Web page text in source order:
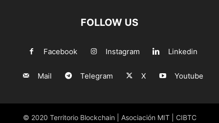
FOLLOW US
Facebook Instagram Linkedin
Mail Telegram X Youtube
© 2020 Territorio Blockchain | Asociación MIT | CIBTC